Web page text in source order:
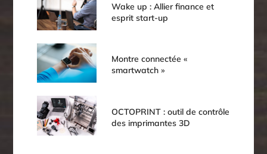
Wake up : Allier finance et
esprit start-up
Montre connectée «
smartwatch »
OCTOPRINT : outil de contrôle
des imprimantes 3D